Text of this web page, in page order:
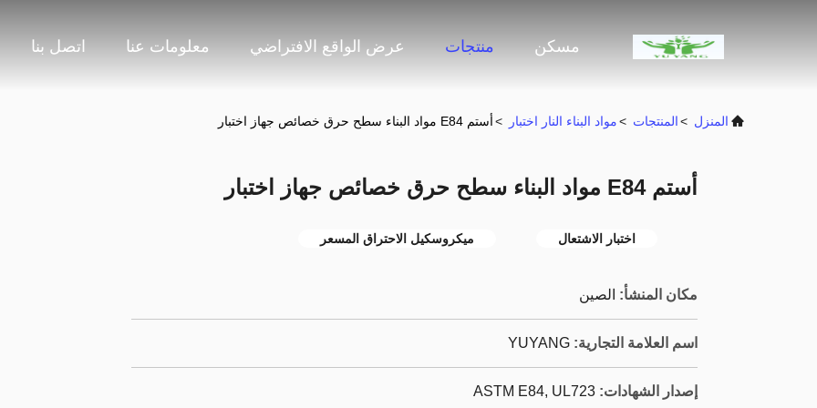
مسكن منتجات عرض الواقع الافتراضي معلومات عنا اتصل بنا
المنزل >المنتجات >مواد البناء النار اختبار >أستم E84 مواد البناء سطح حرق خصائص جهاز اختبار
أستم E84 مواد البناء سطح حرق خصائص جهاز اختبار
اختبار الاشتعال ميكروسكيل الاحتراق المسعر
مكان المنشأ: الصين
اسم العلامة التجارية: YUYANG
إصدار الشهادات: ASTM E84, UL723